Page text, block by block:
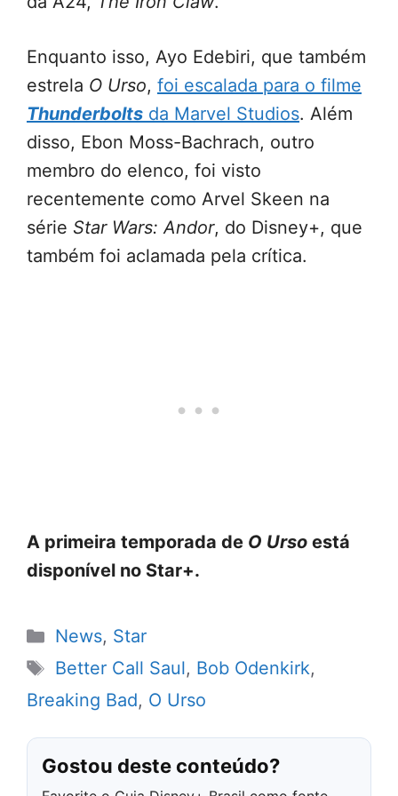
Enquanto isso, Ayo Edebiri, que também
estrela O Urso, foi escalada para o filme
Thunderbolts da Marvel Studios. Além
disso, Ebon Moss-Bachrach, outro
membro do elenco, foi visto
recentemente como Arvel Skeen na
série Star Wars: Andor, do Disney+, que
também foi aclamada pela crítica.
A primeira temporada de O Urso está
disponível no Star+.
Categorias
News, Star
Tags
Better Call Saul, Bob Odenkirk,
Breaking Bad, O Urso
Gostou deste conteúdo?